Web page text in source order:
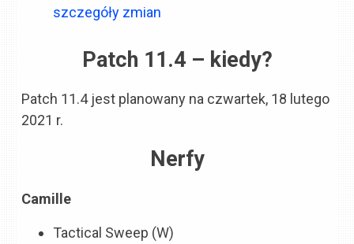
szczegóły zmian
Patch 11.4 – kiedy?
Patch 11.4 jest planowany na czwartek, 18 lutego
2021 r.
Nerfy
Camille
Tactical Sweep (W)